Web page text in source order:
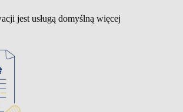
jest usługą domyślną więcej